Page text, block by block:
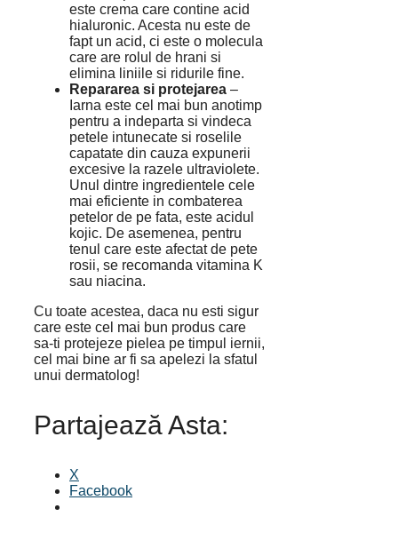
este crema care contine acid
hialuronic. Acesta nu este de
fapt un acid, ci este o molecula
care are rolul de hrani si
elimina liniile si ridurile fine.
Repararea si protejarea –
Iarna este cel mai bun anotimp
pentru a indeparta si vindeca
petele intunecate si roselile
capatate din cauza expunerii
excesive la razele ultraviolete.
Unul dintre ingredientele cele
mai eficiente in combaterea
petelor de pe fata, este acidul
kojic. De asemenea, pentru
tenul care este afectat de pete
rosii, se recomanda vitamina K
sau niacina.
Cu toate acestea, daca nu esti sigur
care este cel mai bun produs care
sa-ti protejeze pielea pe timpul iernii,
cel mai bine ar fi sa apelezi la sfatul
unui dermatolog!
Partajează Asta:
X
Facebook